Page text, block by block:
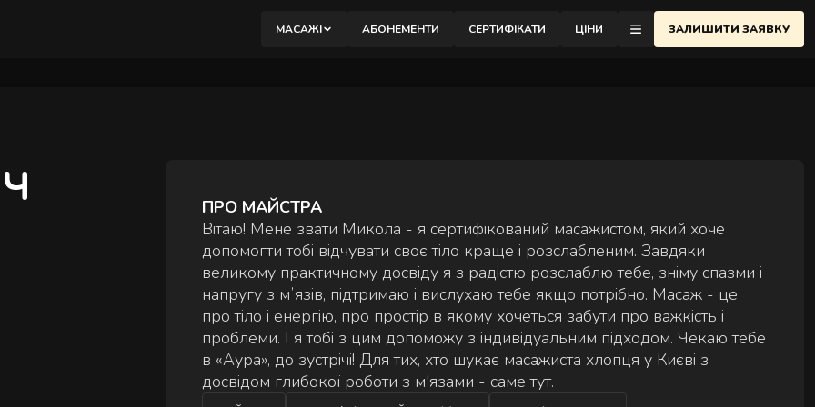
МАСАЖІ АБОНЕМЕНТИ СЕРТИФІКАТИ ЦІНИ ЗАЛИШИТИ ЗАЯВКУ
ПРО МАЙСТРА
Вітаю! Мене звати Микола - я сертифікований масажистом, який хоче
допомогти тобі відчувати своє тіло краще і розслабленим. Завдяки
великому практичному досвіду я з радістю розслаблю тебе, зніму спазми і
напругу з мʼязів, підтримаю і вислухаю тебе якщо потрібно. Масаж - це
про тіло і енергію, про простір в якому хочеться забути про важкість і
проблеми. І я тобі з цим допоможу з індивідуальним підходом. Чекаю тебе
в «Аура», до зустрічі! Для тих, хто шукає масажиста хлопця у Києві з
досвідом глибокої роботи з м'язами - саме тут.
ВІДГУКИ
ПРО АУРА
МАЙСТРИ
ПАРТНЕРСТВО
ВАКАНСІЇ